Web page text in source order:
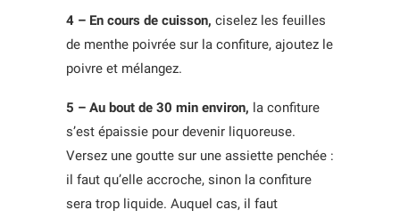
4 – En cours de cuisson, ciselez les feuilles
de menthe poivrée sur la confiture, ajoutez le
poivre et mélangez.
5 – Au bout de 30 min environ, la confiture
s’est épaissie pour devenir liquoreuse.
Versez une goutte sur une assiette penchée :
il faut qu’elle accroche, sinon la confiture
sera trop liquide. Auquel cas, il faut